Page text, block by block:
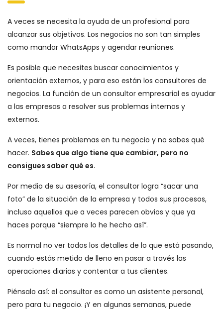
A veces se necesita la ayuda de un profesional para
alcanzar sus objetivos. Los negocios no son tan simples
como mandar WhatsApps y agendar reuniones.
Es posible que necesites buscar conocimientos y
orientación externos, y para eso están los consultores de
negocios. La función de un consultor empresarial es ayudar
a las empresas a resolver sus problemas internos y
externos.
A veces, tienes problemas en tu negocio y no sabes qué
hacer. Sabes que algo tiene que cambiar, pero no
consigues saber qué es.
Por medio de su asesoría, el consultor logra “sacar una
foto” de la situación de la empresa y todos sus procesos,
incluso aquellos que a veces parecen obvios y que ya
haces porque “siempre lo he hecho así”.
Es normal no ver todos los detalles de lo que está pasando,
cuando estás metido de lleno en pasar a través las
operaciones diarias y contentar a tus clientes.
Piénsalo así: el consultor es como un asistente personal,
pero para tu negocio. ¡Y en algunas semanas, puede